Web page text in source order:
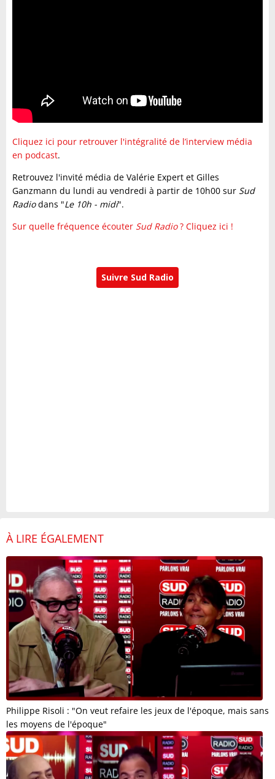
Cliquez ici pour retrouver l'intégralité de l’interview média
en podcast.
Retrouvez l'invité média de Valérie Expert et Gilles
Ganzmann du lundi au vendredi à partir de 10h00 sur Sud
Radiodans "Le 10h - midi".
Sur quelle fréquence écouter Sud Radio? Cliquez ici !
Suivre Sud Radio
À LIRE ÉGALEMENT
Philippe Risoli : "On veut refaire les jeux de l'époque, mais sans
les moyens de l'époque"